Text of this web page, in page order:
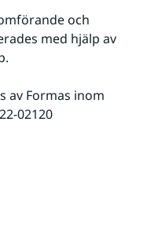
och
med hjälp av
av Formas inom
02120